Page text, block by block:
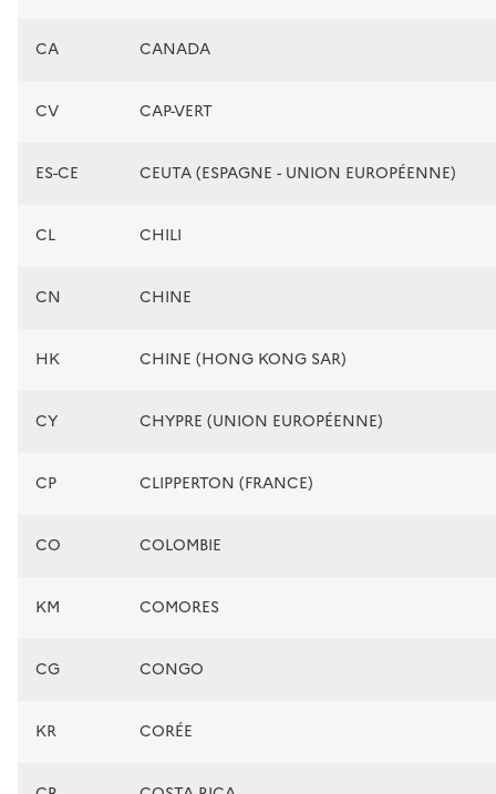
CA CANADA
CV CAP-VERT
ES-CE CEUTA (ESPAGNE - UNION EUROPÉENNE)
CL CHILI
CN CHINE
HK CHINE (HONG KONG SAR)
CY CHYPRE (UNION EUROPÉENNE)
CP CLIPPERTON (FRANCE)
CO COLOMBIE
KM COMORES
CG CONGO
KR CORÉE